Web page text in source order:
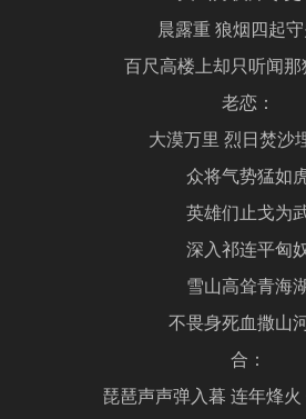
晨露重 狼烟四起
百尺高楼上却只听闻
老恋：
大漠万里 烈日焚沙
众将气势猛如
英雄们止戈为
深入祁连平匈
雪山高耸青海
不畏身死血撒山
合：
琵琶声声弹入暮 连年烽